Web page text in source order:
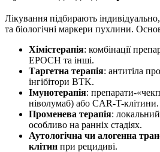
Лікування підбирають
та біологічні маркери пухлини.
Хімієтерапія: комбінації
EPOCH та інші.
Таргетна терапія: антитіла
інгібітори BTK.
Імунотерапія: препарати-
ніволумаб) або CAR-T-клітини.
Променева терапія:
особливо на ранніх стадіях.
Аутологічна чи алогенна
клітин при рецидиві.